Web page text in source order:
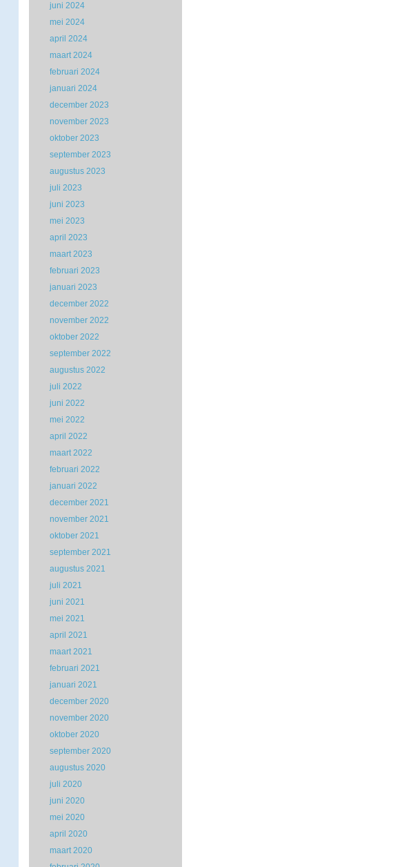
juni 2024
mei 2024
april 2024
maart 2024
februari 2024
januari 2024
december 2023
november 2023
oktober 2023
september 2023
augustus 2023
juli 2023
juni 2023
mei 2023
april 2023
maart 2023
februari 2023
januari 2023
december 2022
november 2022
oktober 2022
september 2022
augustus 2022
juli 2022
juni 2022
mei 2022
april 2022
maart 2022
februari 2022
januari 2022
december 2021
november 2021
oktober 2021
september 2021
augustus 2021
juli 2021
juni 2021
mei 2021
april 2021
maart 2021
februari 2021
januari 2021
december 2020
november 2020
oktober 2020
september 2020
augustus 2020
juli 2020
juni 2020
mei 2020
april 2020
maart 2020